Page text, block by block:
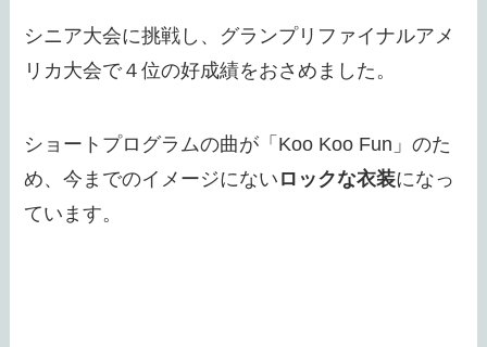
シニア大会に挑戦し、グランプリファイナルアメ
リカ大会で４位の好成績をおさめました。
ショートプログラムの曲が「Koo Koo Fun」のた
め、今までのイメージにない ロックな衣装になっ
ています。